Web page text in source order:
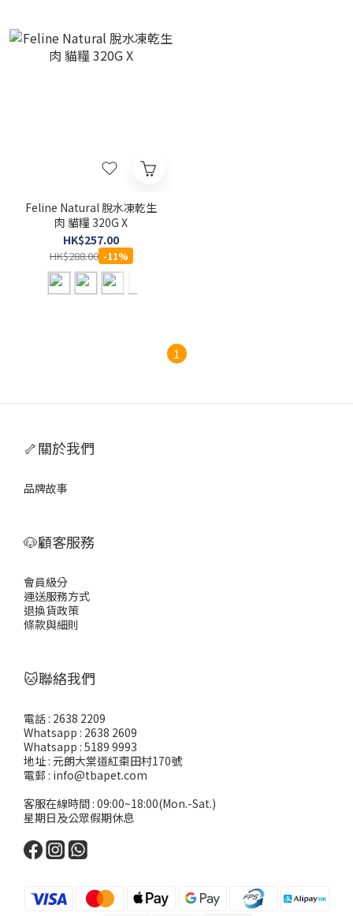
Feline Natural 脫水凍乾生
肉 貓糧 320G X
HK$257.00
HK$288.00 -11%
1
🦴關於我們
品牌故事
🐶顧客服務
會員級分
運送服務方式
退換貨政策
條款與細則
🐱聯絡我們
電話 : 2638 2209
Whatsapp : 2638 2609
Whatsapp : 5189 9993
地址 : 元朗大棠道紅棗田村170號
電郵 : info@tbapet.com
客服在線時間 : 09:00~18:00(Mon.-Sat.)
星期日及公眾假期休息